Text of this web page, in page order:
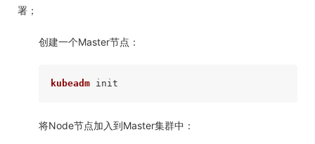
署；
创建一个Master节点：
kubeadm
将Node节点加入到Master集群中：